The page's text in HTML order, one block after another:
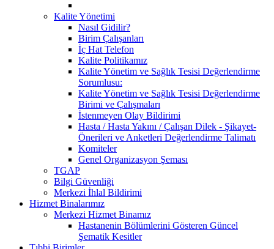
Kalite Yönetimi
Nasıl Gidilir?
Birim Çalışanları
İç Hat Telefon
Kalite Politikamız
Kalite Yönetim ve Sağlık Tesisi Değerlendirme
Sorumlusu:
Kalite Yönetim ve Sağlık Tesisi Değerlendirme
Birimi ve Çalışmaları
İstenmeyen Olay Bildirimi
Hasta / Hasta Yakını / Çalışan Dilek - Şikayet-
Önerileri ve Anketleri Değerlendirme Talimatı
Komiteler
Genel Organizasyon Şeması
TGAP
Bilgi Güvenliği
Merkezi İhlal Bildirimi
Hizmet Binalarımız
Merkezi Hizmet Binamız
Hastanenin Bölümlerini Gösteren Güncel
Şematik Kesitler